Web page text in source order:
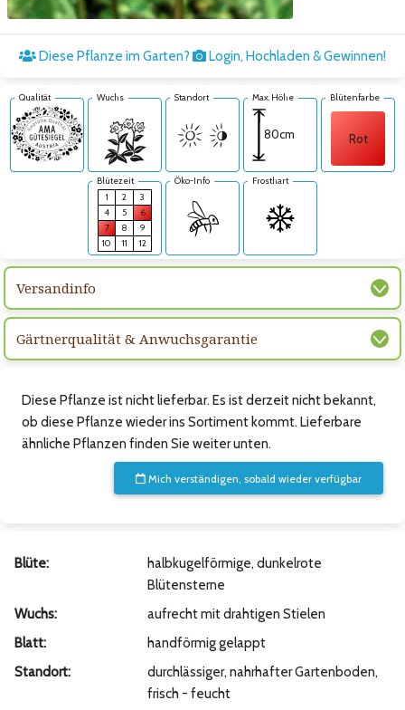
Zum nächsten Bild
Diese Pflanze im Garten? Login, Hochladen & Gewinnen!
Qualität Wuchs Standort Max. Höhe
80cm
Blütenfarbe
Rot
Blütezeit
1
2
3
4
5
6
7
8
9
10
11 12
Öko-Info Frosthart
Versandinfo
Gärtnerqualität & Anwuchsgarantie
Diese Pflanze ist nicht lieferbar. Es ist derzeit nicht bekannt,
ob diese Pflanze wieder ins Sortiment kommt. Lieferbare
ähnliche Pflanzen finden Sie weiter unten.
Mich verständigen, sobald wieder verfügbar
Blüte:
halbkugelförmige, dunkelrote
Blütensterne
Wuchs:
aufrecht mit drahtigen Stielen
Blatt:
handförmig gelappt
Standort:
durchlässiger, nahrhafter Gartenboden,
frisch - feucht